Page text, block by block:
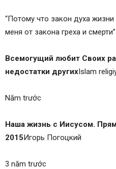
“Потому что закон духа
меня от закона греха и
Всемогущий любит Своих
недостатки другихIslam
Năm trước
Наша жизнь с Иисусом.
2015Игорь Погоцкий
3 năm trước